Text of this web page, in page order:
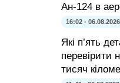
Ан-124 в
16:02 - 06.08.2026
Які п’ять
перевірити
тисяч